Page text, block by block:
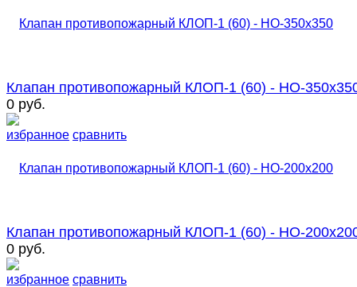
избранное сравнить
Клапан противопожарный КЛОП-1 (60) - НО-
0 руб.
избранное сравнить
Клапан противопожарный КЛОП-1 (60) - НО-
0 руб.